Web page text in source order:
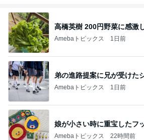
高橋英樹 200円野菜に感激
Amebaトピックス 1日前
弟の進路提案に兄が受けた
Amebaトピックス 1日前
娘が小さい時に重宝したフ
Amebaトピックス 22時間前